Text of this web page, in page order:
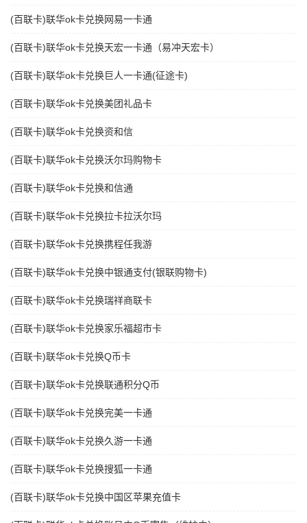
(百联卡)联华ok卡兑换网易一卡通
(百联卡)联华ok卡兑换天宏一卡通（易冲天宏卡）
(百联卡)联华ok卡兑换巨人一卡通(征途卡)
(百联卡)联华ok卡兑换美团礼品卡
(百联卡)联华ok卡兑换资和信
(百联卡)联华ok卡兑换沃尔玛购物卡
(百联卡)联华ok卡兑换和信通
(百联卡)联华ok卡兑换拉卡拉沃尔玛
(百联卡)联华ok卡兑换携程任我游
(百联卡)联华ok卡兑换中银通支付(银联购物卡)
(百联卡)联华ok卡兑换瑞祥商联卡
(百联卡)联华ok卡兑换家乐福超市卡
(百联卡)联华ok卡兑换Q币卡
(百联卡)联华ok卡兑换联通积分Q币
(百联卡)联华ok卡兑换完美一卡通
(百联卡)联华ok卡兑换久游一卡通
(百联卡)联华ok卡兑换搜狐一卡通
(百联卡)联华ok卡兑换中国区苹果充值卡